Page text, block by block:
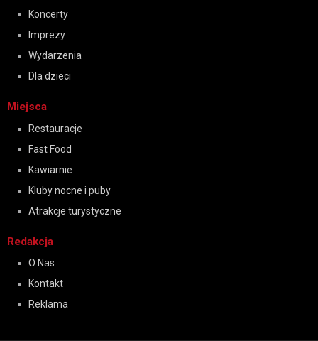
Koncerty
Imprezy
Wydarzenia
Dla dzieci
Miejsca
Restauracje
Fast Food
Kawiarnie
Kluby nocne i puby
Atrakcje turystyczne
Redakcja
O Nas
Kontakt
Reklama